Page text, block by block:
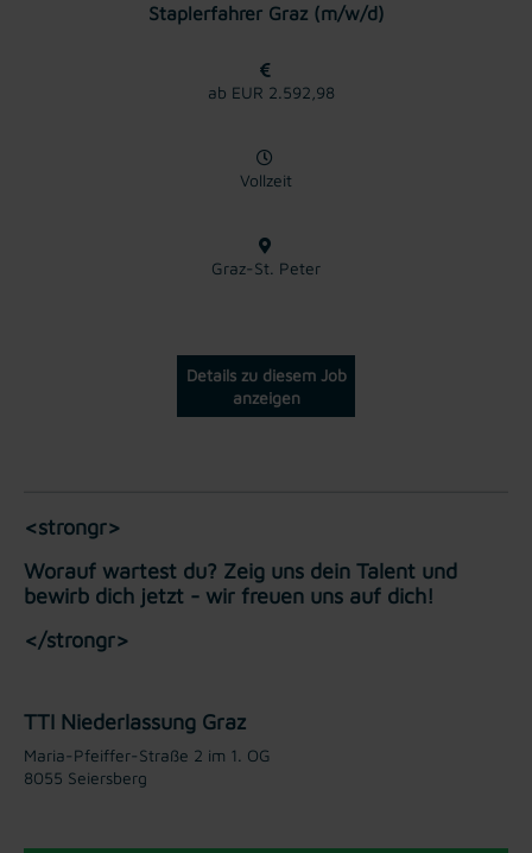
Staplerfahrer Graz (m/w/d)
ab EUR 2.592,98
Vollzeit
Graz-St. Peter
Details zu diesem Job
anzeigen
<strongr>
Worauf wartest du? Zeig uns dein Talent und
bewirb dich jetzt - wir freuen uns auf dich!
</strongr>
TTI Niederlassung Graz
Maria-Pfeiffer-Straße 2 im 1. OG
8055 Seiersberg